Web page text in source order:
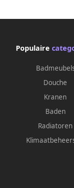
Populaire
Douche
Kranen
Baden
Radiatoren